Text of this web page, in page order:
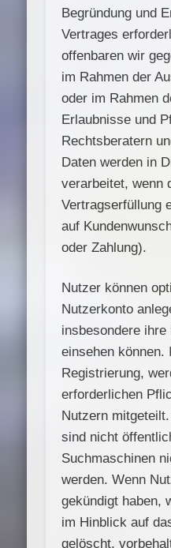
Begründung und
Vertrages
offenbaren wir
im Rahmen der
oder im Rahmen
Erlaubnisse und
Rechtsberatern
Daten werden in
verarbeitet, wenn
Vertragserfüllung
auf
oder Zahlung).
Nutzer können
Nutzerkonto
insbesondere ihre
einsehen können.
Registrierung,
erforderlichen
Nutzern
sind nicht
Suchmaschinen
werden. Wenn
gekündigt haben,
im Hinblick auf
gelöscht,